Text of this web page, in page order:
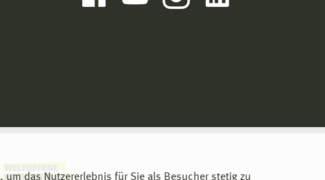
, um das Nutzererlebnis für Sie als Besucher stetig zu